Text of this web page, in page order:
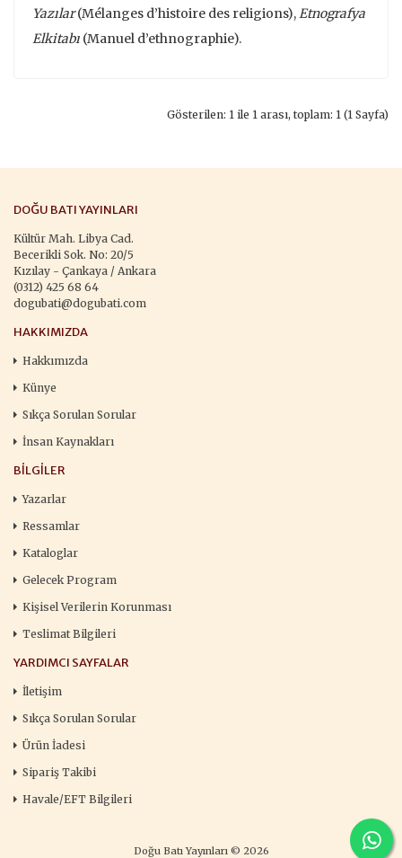
Yazılar(Mélanges d’histoire des religions), Etnografya
Elkitabı (Manuel d’ethnographie).
Gösterilen: 1 ile 1 arası, toplam: 1 (1 Sayfa)
DOĞU BATI YAYINLARI
Kültür Mah. Libya Cad.
Becerikli Sok. No: 20/5
Kızılay - Çankaya / Ankara
(0312) 425 68 64
dogubati@dogubati.com
HAKKIMIZDA
Hakkımızda
Künye
Sıkça Sorulan Sorular
İnsan Kaynakları
BILGILER
Yazarlar
Ressamlar
Kataloglar
Gelecek Program
Kişisel Verilerin Korunması
Teslimat Bilgileri
YARDIMCI SAYFALAR
İletişim
Sıkça Sorulan Sorular
Ürün İadesi
Sipariş Takibi
Havale/EFT Bilgileri
Doğu Batı Yayınları © 2026